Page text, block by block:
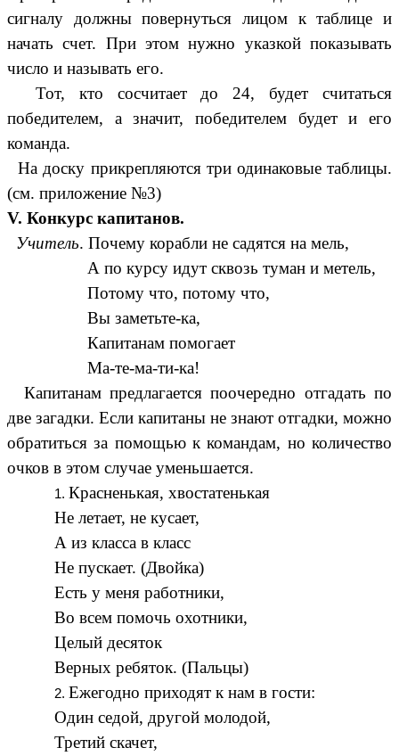
сигналу должны повернуться лицом к таблице и
начать счет. При этом нужно указкой показывать
число и называть его.
Тот, кто сосчитает до 24, будет считаться
победителем, а значит, победителем будет и его
команда.
На доску прикрепляются три одинаковые таблицы.
(см. приложение №3)
V. Конкурс капитанов.
Учитель. Почему корабли не садятся на мель,
А по курсу идут сквозь туман и метель,
Потому что, потому что,
Вы заметьте-ка,
Капитанам помогает
Ма-те-ма-ти-ка!
Капитанам предлагается поочередно отгадать по
две загадки. Если капитаны не знают отгадки, можно
обратиться за помощью к командам, но количество
очков в этом случае уменьшается.
Красненькая, хвостатенькая
Не летает, не кусает,
А из класса в класс
Не пускает. (Двойка)
Есть у меня работники,
Во всем помочь охотники,
Целый десяток
Верных ребяток. (Пальцы)
Ежегодно приходят к нам в гости:
Один седой, другой молодой,
Третий скачет,